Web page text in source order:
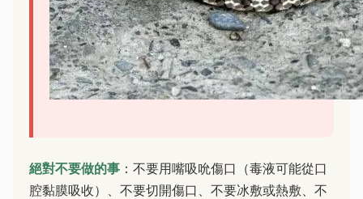
絕對不要做的事 ：不要用嘴吸吮傷口（毒液可能從口
腔黏膜吸收）、不要切開傷口、不要冰敷或熱敷、不